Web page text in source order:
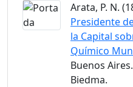
Arata, P. N.
Presidente
la Capital
Químico
Buenos
Biedma.